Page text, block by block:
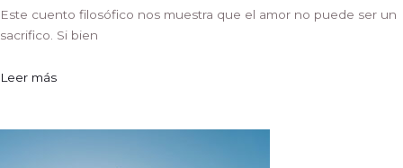
Este cuento filosófico nos muestra que el amor no puede ser un
sacrifico. Si bien
Leer más